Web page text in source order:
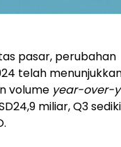
pasar, perubahan
telah
volume year-over-
miliar, Q3